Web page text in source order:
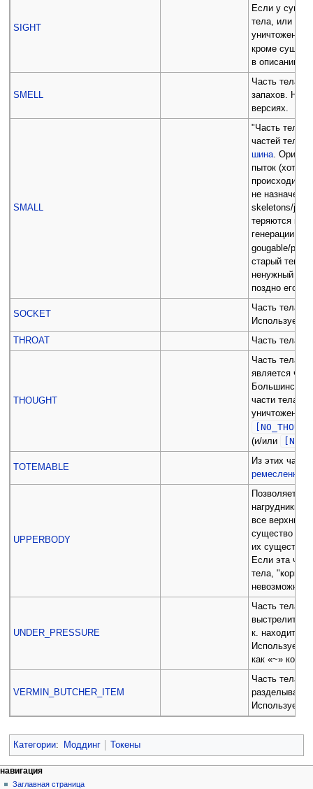
SIGHT
Если у
тела, или
уничтожены,
кроме
в описании
SMELL
Часть тела
запахов. Не
версиях.
SMALL
"Часть тела
частей тела.
шина.
пыток (хотя
происходит).
не назначены
skeletons/
теряются при
генерации
gougable/
старый тег,
ненужный
поздно его
SOCKET
Часть тела
THROAT
Часть тела
THOUGHT
Часть тела
является
Большинство
части тела с
уничтожены.
(и/или
TOTEMABLE
Из этих
ремесленника
UPPERBODY
Позволяет
нагрудники,
все верхние
существо
их
Если эта
тела, "корнем
невозможно
UNDER_PRESSURE
Часть тела
выстрелит/
к. находится
как «~» когда
VERMIN_BUTCHER_ITEM
Часть тела
Категории: Моддинг Токены
Н
действия на странице
статья
персональные инструменты
создать
навигация
Заглавная страница